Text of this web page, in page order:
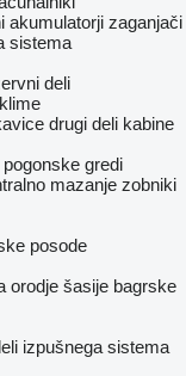
akumulatorji zaganjači
sistema
deli
drugi deli kabine
pogonske gredi
mazanje zobniki
posode
orodje šasije bagrske
izpušnega sistema